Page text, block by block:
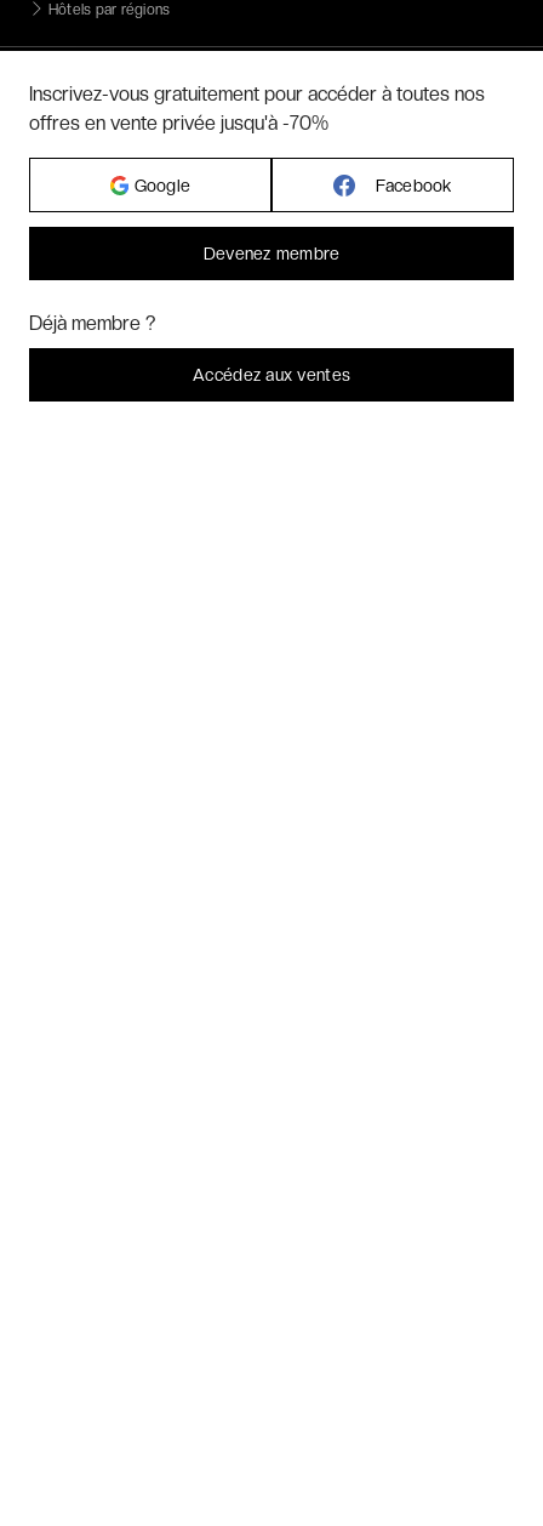
Hôtels par régions
Hôtels par villes
Hôtels par villes - internationales
Week-ends exclusifs
Inscrivez-vous gratuitement pour accéder à toutes nos
offres en vente privée jusqu'à -70%
Google Facebook
Devenez membre
Déjà membre ?
Accédez aux ventes
Marketing? Vous pouvez toujours modifier ou retirer votre
Je refuse C'est bon.